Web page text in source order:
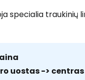
specialia traukinių
uostas -> centras